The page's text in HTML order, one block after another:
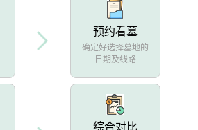
预约看墓
确定好选择墓地的
日期及线路
综合对比